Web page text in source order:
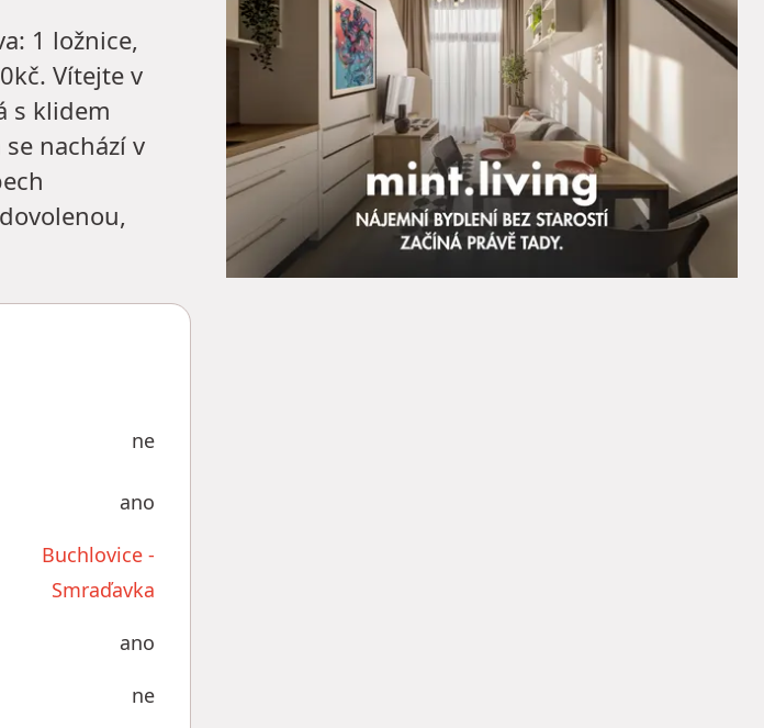
1 ložnice,
Vítejte v
s klidem
nachází v
ne
ano
Buchlovice -
Smraďavka
ano
ne